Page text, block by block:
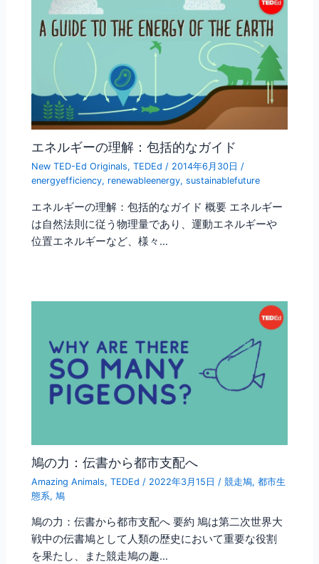
エネルギーの理解：包括的なガイド
New TED-Ed Originals,TEDEd / 2014年6月30日/
energyefficiency, renewableenergy,sustainablefuture
エネルギーの理解：包括的なガイド 概要 エネルギー
は自然法則に従う物理量であり、運動エネルギーや
位置エネルギーなど、様々…
鳩の力：伝書から都市支配へ
Amazing Animals,TEDEd / 2022年3月15日 /競走鳩,都市生
態系,鳩
鳩の力：伝書から都市支配へ 要約 鳩は第二次世界大
戦中の伝書鳩として人類の歴史において重要な役割
を果たし、また競走鳩の趣…